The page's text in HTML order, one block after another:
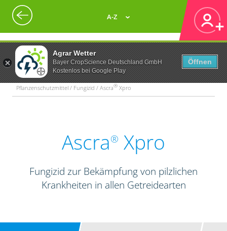
Agrar Wetter
Bayer CropScience Deutschland GmbH
Kostenlos bei Google Play
Öffnen
A-Z
Pflanzenschutzmittel / Fungizid / Ascra® Xpro
Ascra® Xpro
Fungizid zur Bekämpfung von pilzlichen
Krankheiten in allen Getreidearten